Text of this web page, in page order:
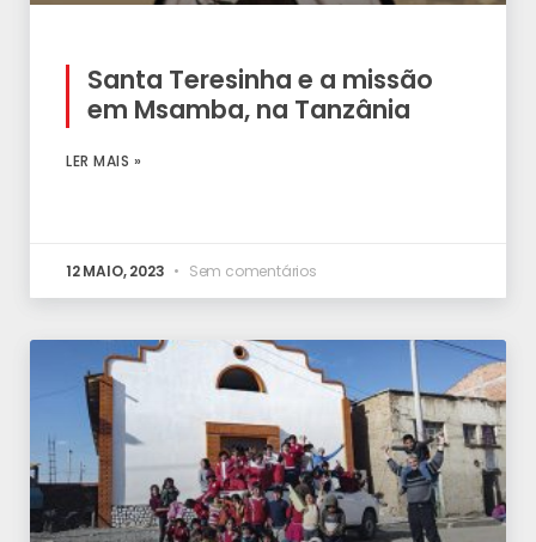
Santa Teresinha e a missão
em Msamba, na Tanzânia
LER MAIS »
12 MAIO, 2023 Sem comentários